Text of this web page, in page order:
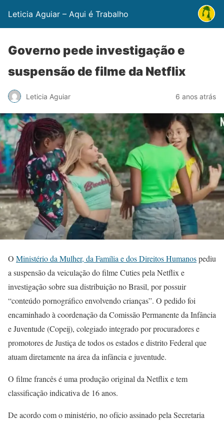
Leticia Aguiar – Aqui é Trabalho
Governo pede investigação e
suspensão de filme da Netflix
Leticia Aguiar 6 anos atrás
O Ministério da Mulher, da Família e dos Direitos Humanospediu
a suspensão da veiculação do filme Cuties pela Netflix e
investigação sobre sua distribuição no Brasil, por possuir
“conteúdo pornográfico envolvendo crianças”. O pedido foi
encaminhado à coordenação da Comissão Permanente da Infância
e Juventude (Copeij), colegiado integrado por procuradores e
promotores de Justiça de todos os estados e distrito Federal que
atuam diretamente na área da infância e juventude.
O filme francês é uma produção original da Netflix e tem
classificação indicativa de 16 anos.
De acordo com o ministério, no ofício assinado pela Secretaria